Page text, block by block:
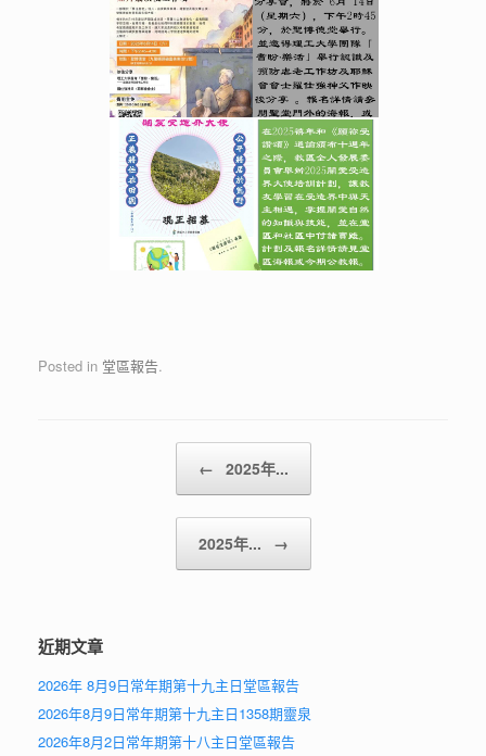
Posted in 堂區報告.
Post navigation
← 2025年...
2025年... →
近期文章
2026年 8月9日常年期第十九主日堂區報告
2026年8月9日常年期第十九主日1358期靈泉
2026年8月2日常年期第十八主日堂區報告